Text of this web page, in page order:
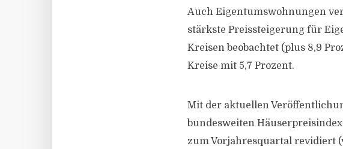
Auch Eigentumswohnungen
stärkste Preissteigerung für
Kreisen beobachtet (plus 8,9
Kreise mit 5,7 Prozent.
Mit der aktuellen
bundesweiten
zum Vorjahresquartal revidiert